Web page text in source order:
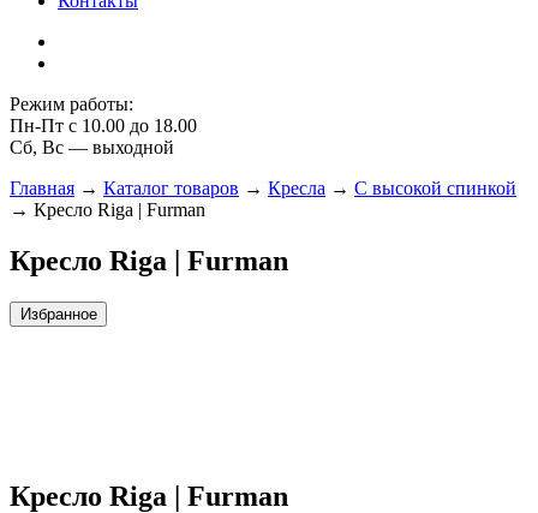
Режим работы:
Пн-Пт с 10.00 до 18.00
Сб, Вс — выходной
Главная → Каталог товаров → Кресла → С высокой спинкой
→ Кресло Riga | Furman
Кресло Riga | Furman
Избранное
Кресло Riga | Furman